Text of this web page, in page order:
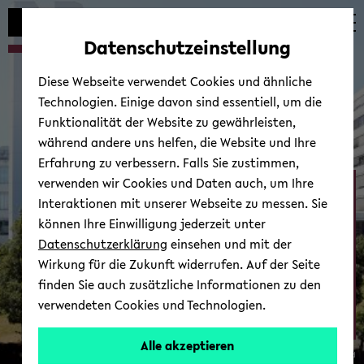
Automatische
vermeiden
zum
wechseln
zum
wechseln
zum
wechseln
Ab­tei­lung Psy­cho­lo­gie
© Uni­ver­si­tät Bie­le­feld
Datenschutzeinstellung
Diese Webseite verwendet Cookies und ähnliche
Technologien. Einige davon sind essentiell, um die
Funktionalität der Website zu gewährleisten,
während andere uns helfen, die Website und Ihre
Erfahrung zu verbessern. Falls Sie zustimmen,
verwenden wir Cookies und Daten auch, um Ihre
Interaktionen mit unserer Webseite zu messen. Sie
können Ihre Einwilligung jederzeit unter
Datenschutzerklärung einsehen und mit der
Wirkung für die Zukunft widerrufen. Auf der Seite
finden Sie auch zusätzliche Informationen zu den
verwendeten Cookies und Technologien.
Alle akzeptieren